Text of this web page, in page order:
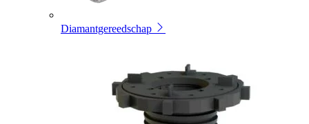
Diamantgereedschap